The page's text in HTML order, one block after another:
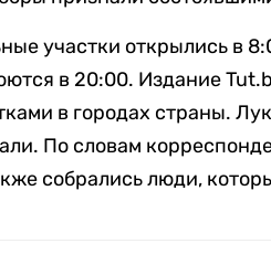
участки открылись в
в 20:00. Издание
в городах страны.
По словам
собрались люди,